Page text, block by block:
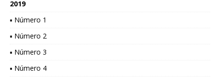
2019
▪ Número 1
▪ Número 2
▪ Número 3
▪ Número 4